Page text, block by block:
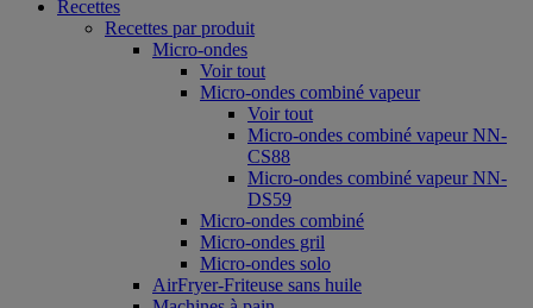
Recettes
Recettes par produit
Micro-ondes
Voir tout
Micro-ondes combiné vapeur
Voir tout
Micro-ondes combiné vapeur NN-
CS88
Micro-ondes combiné vapeur NN-
DS59
Micro-ondes combiné
Micro-ondes gril
Micro-ondes solo
AirFryer-Friteuse sans huile